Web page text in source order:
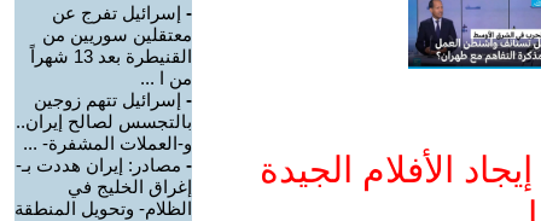
الأفلام الجيدة
- إسرائيل تفرج عن
معتقلين سوريين من
القنيطرة بعد 13 شهراً
من ا ...
- إسرائيل تتهم زوجين
بالتجسس لصالح إيران..
و-العملات المشفرة- ...
- مصادر: إيران هددت بـ-
إغراق الخليج في
الظلام- وتحويل المنطقة